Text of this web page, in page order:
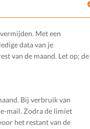
Met een
data van je
van de maand. Let op; de
Bij verbruik van
e-mail. Zodra de limiet
het restant van de